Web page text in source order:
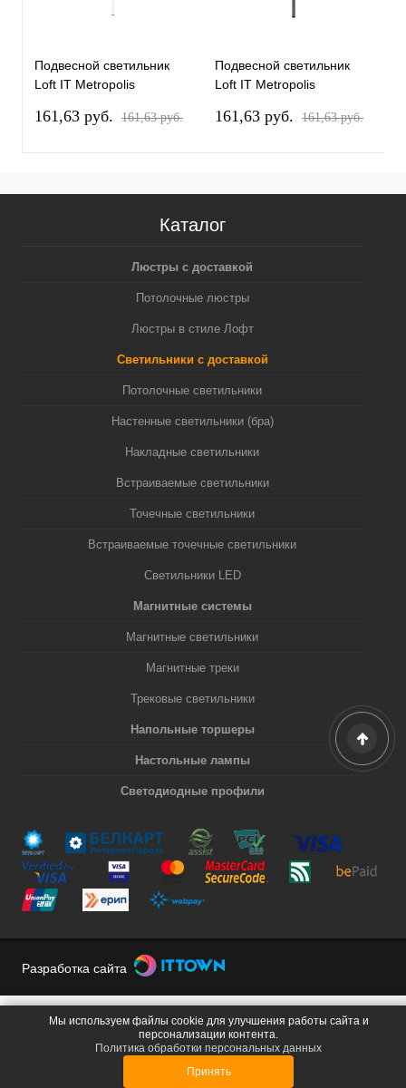
Подвесной светильник
Loft IT Metropolis
161,63 pуб. 161,63 pуб.
Подвесной светильник
Loft IT Metropolis
161,63 pуб. 161,63 pуб.
Каталог
Люстры с доставкой
Потолочные люстры
Люстры в стиле Лофт
Светильники с доставкой
Потолочные светильники
Настенные светильники (бра)
Накладные светильники
Встраиваемые светильники
Точечные светильники
Встраиваемые точечные светильники
Светильники LED
Магнитные системы
Магнитные светильники
Магнитные треки
Трековые светильники
Напольные торшеры
Настольные лампы
Светодиодные профили
Разработка сайта
Мы используем файлы cookie для улучшения работы сайта и
персонализации контента.
Политика обработки персональных данных
Принять